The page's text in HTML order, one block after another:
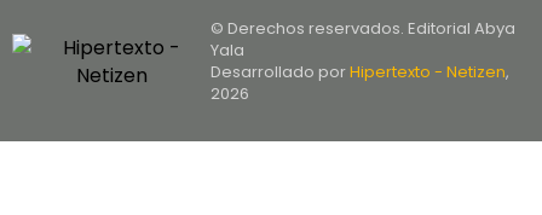
© Derechos reservados. Editorial Abya
Yala
Desarrollado porHipertexto - Netizen,
2026